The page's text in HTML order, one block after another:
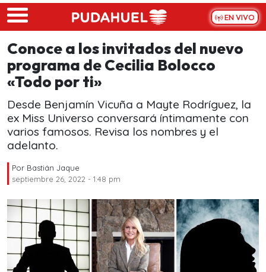
Skip to main content
EN VIVO
Conoce a los invitados del nuevo
programa de Cecilia Bolocco
«Todo por ti»
Desde Benjamín Vicuña a Mayte Rodríguez, la
ex Miss Universo conversará íntimamente con
varios famosos. Revisa los nombres y el
adelanto.
Por Bastián Jaque
septiembre 26, 2022 - 1:48 pm